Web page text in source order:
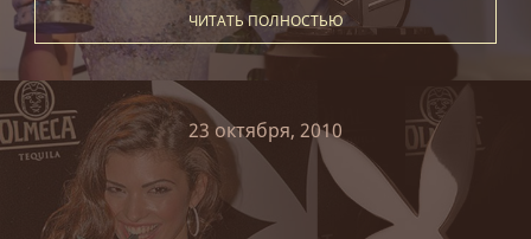
ЧИТАТЬ ПОЛНОСТЬЮ
23 октября, 2010